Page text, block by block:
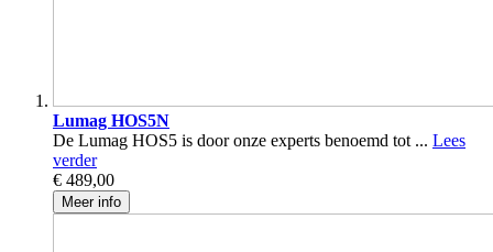
Lumag HOS5N
De Lumag HOS5 is door onze experts benoemd tot ... Lees
verder
€ 489,00
Meer info